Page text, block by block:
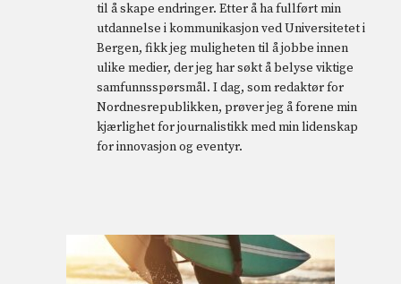
til å skape endringer. Etter å ha fullført min
utdannelse i kommunikasjon ved Universitetet i
Bergen, fikk jeg muligheten til å jobbe innen
ulike medier, der jeg har søkt å belyse viktige
samfunnsspørsmål. I dag, som redaktør for
Nordnesrepublikken, prøver jeg å forene min
kjærlighet for journalistikk med min lidenskap
for innovasjon og eventyr.